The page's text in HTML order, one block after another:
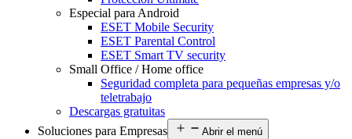
Especial para Android
ESET Mobile Security
ESET Parental Control
ESET Smart TV security
Small Office / Home office
Seguridad completa para pequeñas empresas y/o
teletrabajo
Descargas gratuitas
Soluciones para Empresas
Abrir el menú